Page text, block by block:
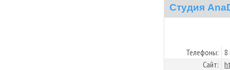
Студия
Телефоны: 8
Сайт: